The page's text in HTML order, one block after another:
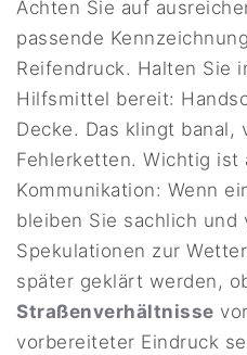
Achten Sie auf
passende
Reifendruck. Halten Sie
Hilfsmittel bereit:
Decke. Das klingt
Fehlerketten. Wichtig ist
Kommunikation: Wenn
bleiben Sie sachlich und
Spekulationen zur
später geklärt werden,
Straßenverhältnisse
vorbereiteter Eindruck